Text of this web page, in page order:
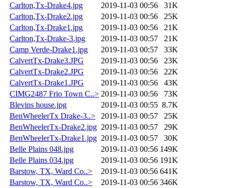
Carlton,Tx-Drake4.jpg
2019-11-03 00:56
31K
Carlton,Tx-Drake2.jpg
2019-11-03 00:56
25K
Carlton,Tx-Drake1.jpg
2019-11-03 00:56
21K
Carlton,Tx-Drake-3.jpg
2019-11-03 00:57
21K
Camp Verde-Drake1.jpg
2019-11-03 00:57
33K
CalvertTx-Drake3.JPG
2019-11-03 00:56
23K
CalvertTx-Drake2.JPG
2019-11-03 00:56
22K
CalvertTx-Drake1.JPG
2019-11-03 00:56
43K
CIMG2487 Frio Town C..> 2019-11-03 00:56
73K
Blevins house.jpg
2019-11-03 00:55 8.7K
BenWheelerTx Drake-3..>
2019-11-03 00:57
25K
BenWheelerTx-Drake2.jpg 2019-11-03 00:57
29K
BenWheelerTx-Drake1.jpg 2019-11-03 00:57
30K
Belle Plains 048.jpg
2019-11-03 00:56 149K
Belle Plains 034.jpg
2019-11-03 00:56 191K
Barstow, TX, Ward Co..>
2019-11-03 00:56 641K
Barstow, TX, Ward Co..>
2019-11-03 00:56 346K